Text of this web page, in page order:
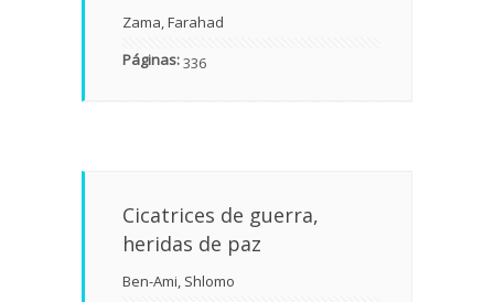
Zama, Farahad
Páginas:336
Cicatrices de guerra,
heridas de paz
Ben-Ami, Shlomo